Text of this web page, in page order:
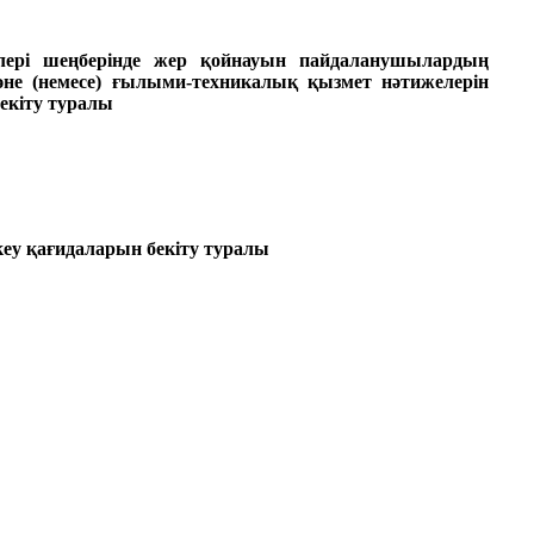
шеңберінде жер қойнауын пайдаланушылардың
ғылыми-техникалық қызмет нәтижелерін
туралы
қағидаларын бекіту туралы